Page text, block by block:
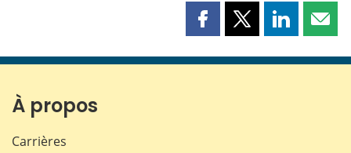
Partager
page
Partager
page
Partager
page page
À propos
Carrières